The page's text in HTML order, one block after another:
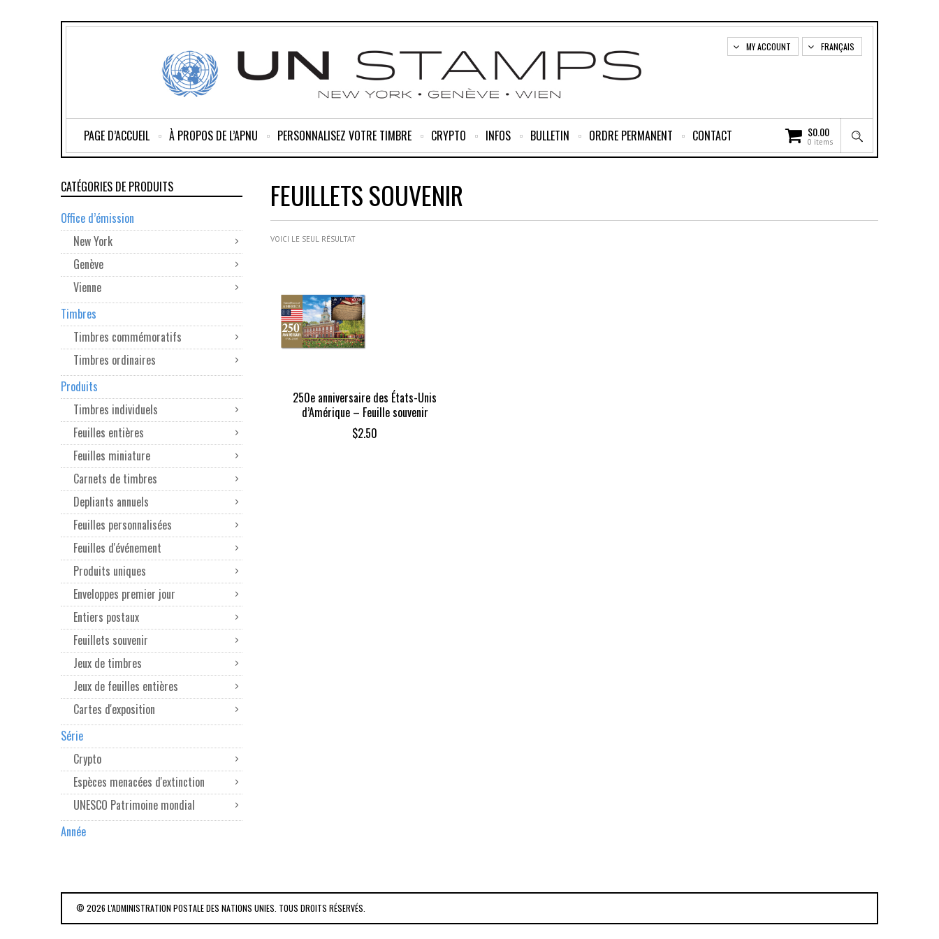
FRANÇAIS
MY ACCOUNT
$0.00
0 items
PAGE D’ACCUEIL À PROPOS DE L’APNU PERSONNALISEZ VOTRE TIMBRE CRYPTO INFOS BULLETIN ORDRE PERMANENT CONTACT
FEUILLETS SOUVENIR
VOICI LE SEUL RÉSULTAT
250e anniversaire des États-Unis
d’Amérique – Feuille souvenir
$2.50
CATÉGORIES DE PRODUITS
Office d’émission
New York
Genève
Vienne
Timbres
Timbres commémoratifs
Timbres ordinaires
Produits
Timbres individuels
Feuilles entières
Feuilles miniature
Carnets de timbres
Depliants annuels
Feuilles personnalisées
Feuilles d'événement
Produits uniques
Enveloppes premier jour
Entiers postaux
Feuillets souvenir
Jeux de timbres
Jeux de feuilles entières
Cartes d'exposition
Série
Crypto
Espèces menacées d'extinction
UNESCO Patrimoine mondial
Année
© 2026 L'ADMINISTRATION POSTALE DES NATIONS UNIES. TOUS DROITS RÉSERVÉS.